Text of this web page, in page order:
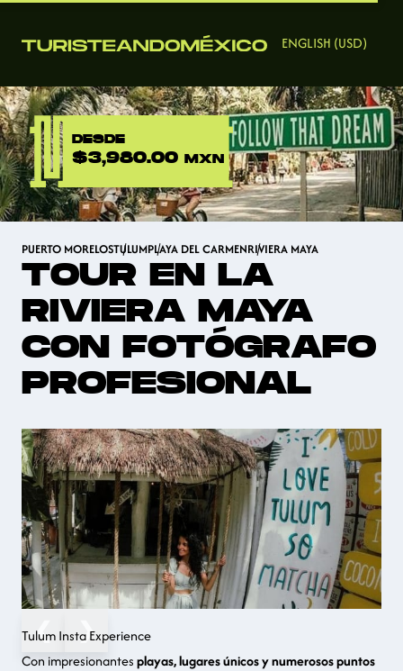
ENGLISH (USD)
DESDE
$3,980.00 MXN
PUERTO MORELOSTULUMPLAYA DEL CARMENRIVIERA MAYA
TOUR EN LA
RIVIERA MAYA
CON FOTÓGRAFO
PROFESIONAL
❮ ❯
Tulum Insta Experience
Con impresionantesplayas, lugares únicos y numerosos puntos